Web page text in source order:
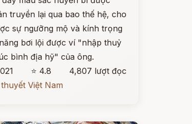
truyền lại qua bao thế hệ, cho
sự ngưỡng mộ và kính trọng
bơi lội được ví "nhập thuỷ
bình địa hỹ" của ông.
⭐ 4.8
4,807 lượt đọc
Việt Nam